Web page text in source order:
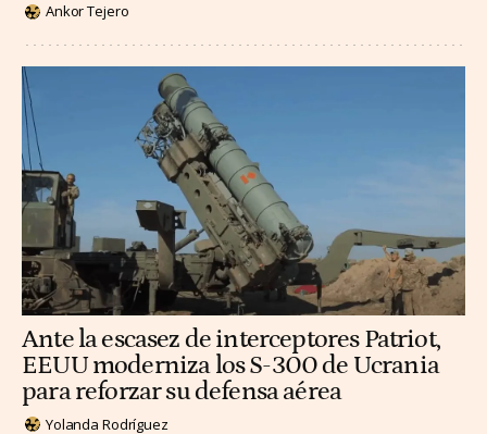
Ankor Tejero
Ante la escasez de interceptores Patriot,
EEUU moderniza los S-300 de Ucrania
para reforzar su defensa aérea
Yolanda Rodríguez